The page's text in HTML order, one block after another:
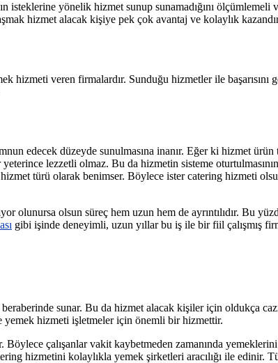
isteklerine yönelik hizmet sunup sunamadığını
hizmet alacak kişiye pek çok avantaj ve kolaylık
veren firmalardır. Sunduğu hizmetler ile
edecek düzeyde sunulmasına inanır. Eğer ki hizmet
lezzetli olmaz. Bu da hizmetin sisteme
türü olarak benimser. Böylece ister catering hizmeti
olunursa olsun süreç hem uzun hem de ayrıntılıdır. Bu
gibi işinde deneyimli, uzun yıllar bu iş ile bir fiil çalışmış
sunar. Bu da hizmet alacak kişiler için oldukça
yemek hizmeti işletmeler için önemli bir hizmettir.
çalışanlar vakit kaybetmeden zamanında
hizmetini kolaylıkla yemek şirketleri aracılığı ile edinir.